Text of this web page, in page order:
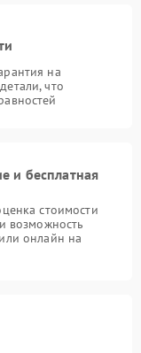
на
что
и бесплатная
стоимости
возможность
онлайн на